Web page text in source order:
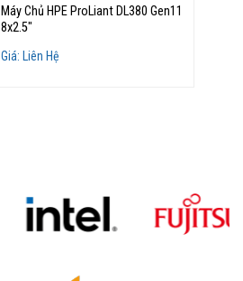
Máy Chủ HPE ProLiant DL380 Gen11
8x2.5"
Giá: Liên Hệ